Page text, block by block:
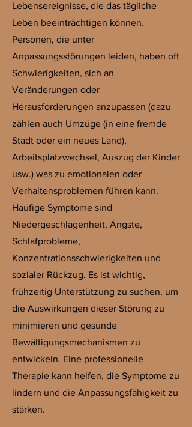
Lebensereignisse, die das tägliche
Leben beeinträchtigen können.
Personen, die unter
Anpassungsstörungen leiden, haben oft
Schwierigkeiten, sich an
Veränderungen oder
Herausforderungen anzupassen (dazu
zählen auch Umzüge (in eine fremde
Stadt oder ein neues Land),
Arbeitsplatzwechsel, Auszug der Kinder
usw.) was zu emotionalen oder
Verhaltensproblemen führen kann.
Häufige Symptome sind
Niedergeschlagenheit, Ängste,
Schlafprobleme,
Konzentrationsschwierigkeiten und
sozialer Rückzug. Es ist wichtig,
frühzeitig Unterstützung zu suchen, um
die Auswirkungen dieser Störung zu
minimieren und gesunde
Bewältigungsmechanismen zu
entwickeln. Eine professionelle
Therapie kann helfen, die Symptome zu
lindern und die Anpassungsfähigkeit zu
stärken.